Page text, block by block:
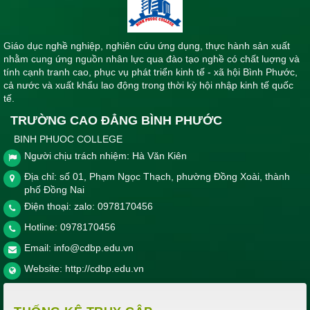
Giáo dục nghề nghiệp, nghiên cứu ứng dụng, thực hành sản xuất
nhằm cung ứng nguồn nhân lực qua đào tạo nghề có chất luợng và
tính cạnh tranh cao, phục vụ phát triển kinh tế - xã hội Bình Phước,
cả nước và xuất khẩu lao động trong thời kỳ hội nhập kinh tế quốc
tế.
TRƯỜNG CAO ĐẲNG BÌNH PHƯỚC
BINH PHUOC COLLEGE
Người chịu trách nhiệm: Hà Văn Kiên
Địa chỉ: số 01, Phạm Ngọc Thạch, phường Đồng Xoài, thành
phố Đồng Nai
Điện thoại: zalo: 0978170456
Hotline: 0978170456
Email: info@cdbp.edu.vn
Website: http://cdbp.edu.vn